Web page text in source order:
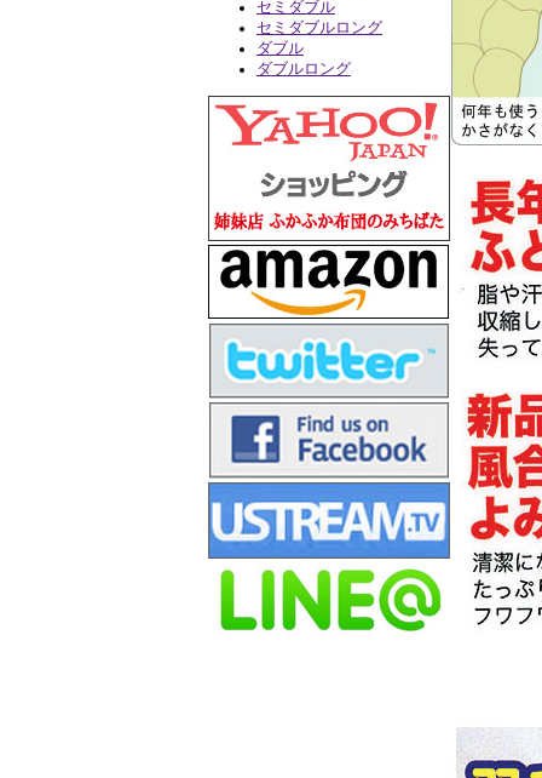
セミダブル
セミダブルロング
ダブル
ダブルロング